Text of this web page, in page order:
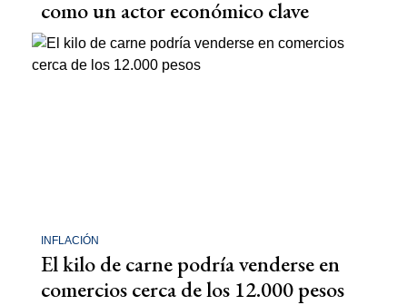
como un actor económico clave
INFLACIÓN
El kilo de carne podría venderse en
comercios cerca de los 12.000 pesos